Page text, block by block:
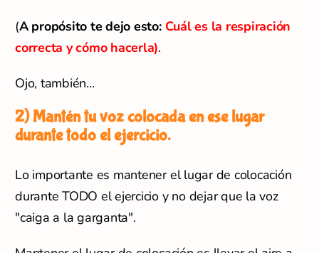
(A propósito te dejo esto: Cuál es la respiración
correcta y cómo hacerla).
Ojo, también...
2) Mantén tu voz colocada en ese lugar
durante todo el ejercicio.
Lo importante es mantener el lugar de colocación
durante TODO el ejercicio y no dejar que la voz
"caiga a la garganta".